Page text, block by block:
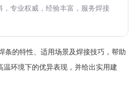
，专业权威，经验丰富，服务焊接
条的特性、适用场景及焊接技巧，帮助
温环境下的优异表现，并给出实用建